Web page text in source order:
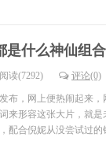
是什么神仙组合
阅读(7292) 评论(0)
布，网上便热闹起来
来形容这张大片，就
配合倪妮从没尝试过